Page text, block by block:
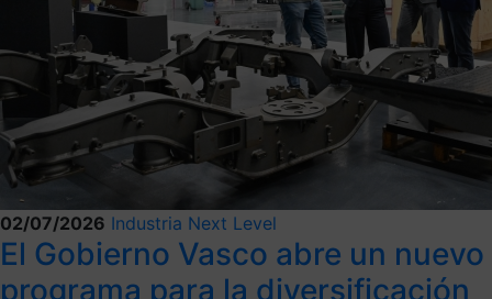
02/07/2026 Industria Next Level
El Gobierno Vasco abre un nuevo
programa para la diversificación